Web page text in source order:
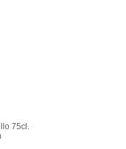
75cl.